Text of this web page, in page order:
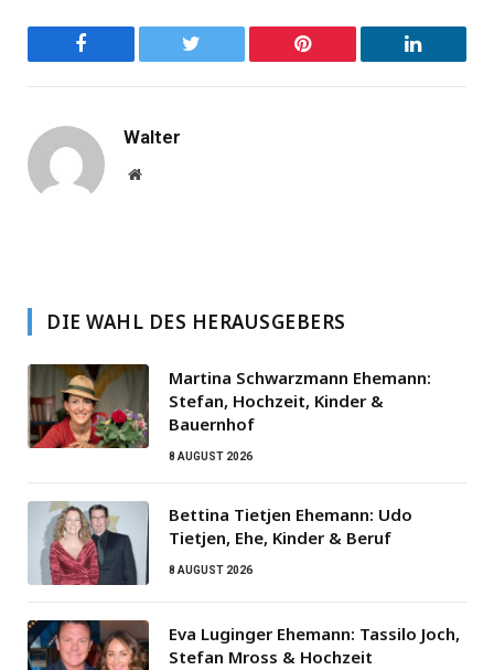
Facebook Twitter Pinterest LinkedIn
Walter
Website
DIE WAHL DES HERAUSGEBERS
Martina Schwarzmann Ehemann:
Stefan, Hochzeit, Kinder &
Bauernhof
8 AUGUST 2026
Bettina Tietjen Ehemann: Udo
Tietjen, Ehe, Kinder & Beruf
8 AUGUST 2026
Eva Luginger Ehemann: Tassilo Joch,
Stefan Mross & Hochzeit